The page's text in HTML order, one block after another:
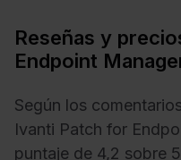
Reseñas y
Endpoint
Según los
Ivanti Patch for
puntaje de 4,2 sobre